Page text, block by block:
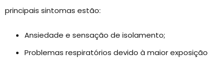
principais sintomas estão:
Ansiedade e sensação de isolamento;
Problemas respiratórios devido à maior exposição